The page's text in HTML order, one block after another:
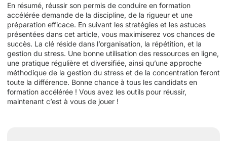
En résumé, réussir son permis de conduire en formation
accélérée demande de la discipline, de la rigueur et une
préparation efficace. En suivant les stratégies et les astuces
présentées dans cet article, vous maximiserez vos chances de
succès. La clé réside dans l’organisation, la répétition, et la
gestion du stress. Une bonne utilisation des ressources en ligne,
une pratique régulière et diversifiée, ainsi qu’une approche
méthodique de la gestion du stress et de la concentration feront
toute la différence. Bonne chance à tous les candidats en
formation accélérée ! Vous avez les outils pour réussir,
maintenant c’est à vous de jouer !